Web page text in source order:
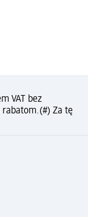
VAT bez
rabatom.(#) Za tę